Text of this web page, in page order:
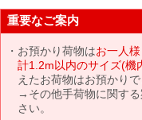
重要なご案内
お預かり荷物はお一人
計1.2m以内のサイズ(機
えたお荷物はお預かりで
→その他手荷物に関する
さい。